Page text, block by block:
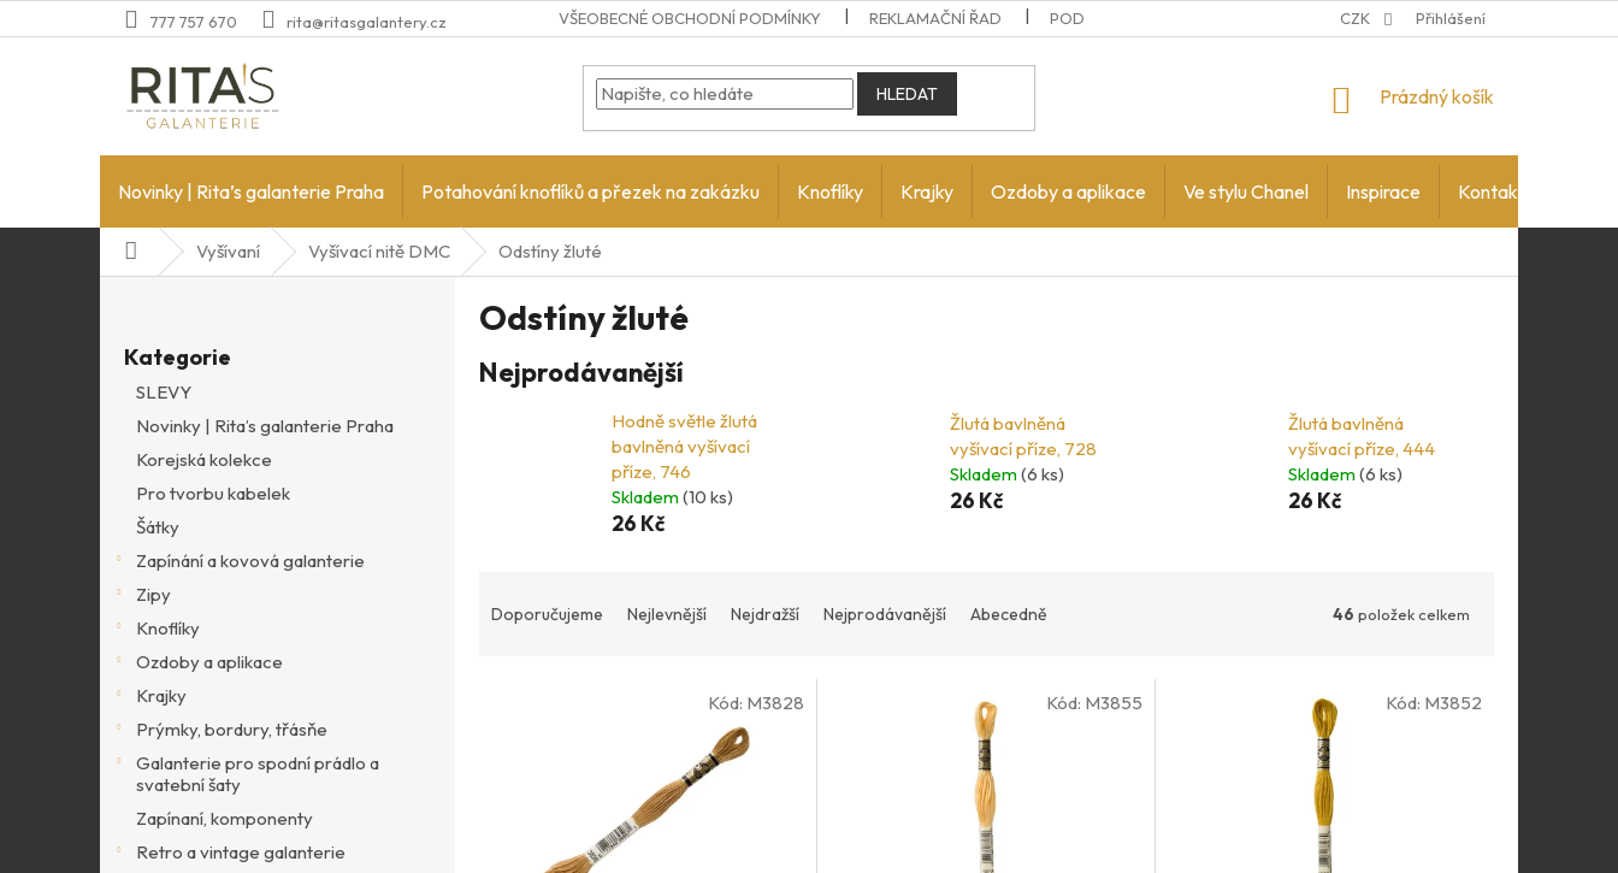
na
777 757 670 rita@ritasgalantery.cz VŠEOBECNÉ OBCHODNÍ PODMÍNKY REKLAMAČNÍ ŘAD PODMÍNKY OCHRANY OSOBNÍCH ÚDAJŮCZK Přihlášení
HLEDAT
NÁKUPNÍ
Prázdný košík
Novinky | Rita’s galanterie Praha Potahování knoflíků a přezek na zakázku Knoflíky Krajky Ozdoby a aplikace Ve stylu Chanel Inspirace Kontakty
DomůVyšívaní Vyšívací nitě DMC Odstíny žluté
kategorie
Kategorie
SLEVY
Novinky | Rita’s galanterie Praha
Korejská kolekce
Pro tvorbu kabelek
Šátky
Zapínání a kovová galanterie
Zipy
Knoflíky
Ozdoby a aplikace
Krajky
Prýmky, bordury, třásňe
Galanterie pro spodní prádlo a
svatební šaty
Zapínaní, komponenty
Retro a vintage galanterie
Odstíny žluté
Nejprodávanější
Hodně světle žlutá
bavlněná vyšívací
příze, 746
Skladem(10 ks)
26 Kč
Žlutá bavlněná
vyšívací příze, 728
Skladem(6 ks)
26 Kč
Žlutá bavlněná
vyšívací příze, 444
Skladem(6 ks)
26 Kč
aDoporučujeme Nejlevnější Nejdražší Nejprodávanější Abecedně 46 položek celkem
Kód: M3828 Kód: M3855 Kód: M3852